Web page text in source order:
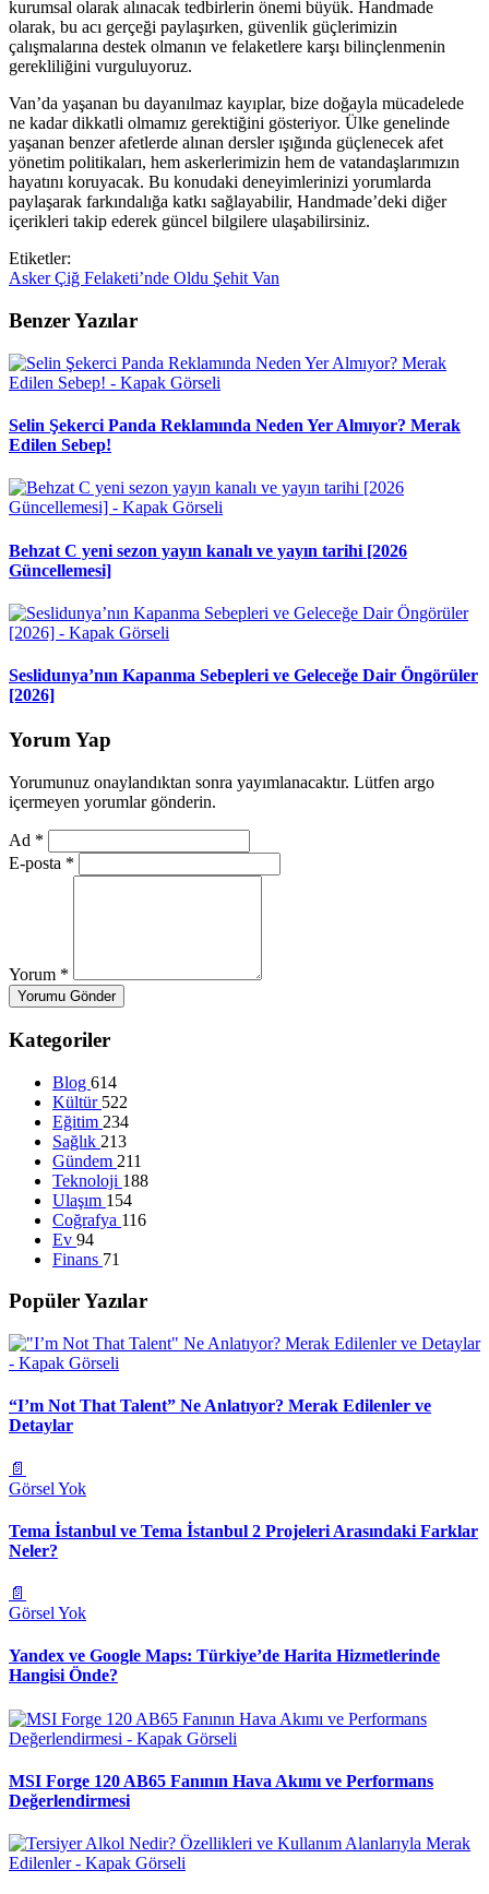
kurumsal olarak alınacak tedbirlerin önemi büyük. Handmade
olarak, bu acı gerçeği paylaşırken, güvenlik güçlerimizin
çalışmalarına destek olmanın ve felaketlere karşı bilinçlenmenin
gerekliliğini vurguluyoruz.
Van’da yaşanan bu dayanılmaz kayıplar, bize doğayla mücadelede
ne kadar dikkatli olmamız gerektiğini gösteriyor. Ülke genelinde
yaşanan benzer afetlerde alınan dersler ışığında güçlenecek afet
yönetim politikaları, hem askerlerimizin hem de vatandaşlarımızın
hayatını koruyacak. Bu konudaki deneyimlerinizi yorumlarda
paylaşarak farkındalığa katkı sağlayabilir, Handmade’deki diğer
içerikleri takip ederek güncel bilgilere ulaşabilirsiniz.
Etiketler:
AskerÇiğ Felaketi’nde Oldu ŞehitVan
Benzer Yazılar
Selin Şekerci Panda Reklamında Neden Yer Almıyor? Merak
Edilen Sebep!
Behzat C yeni sezon yayın kanalı ve yayın tarihi [2026
Güncellemesi]
Seslidunya’nın Kapanma Sebepleri ve Geleceğe Dair Öngörüler
[2026]
Yorum Yap
Yorumunuz onaylandıktan sonra yayımlanacaktır. Lütfen argo
içermeyen yorumlar gönderin.
Ad *
E-posta *
Yorum *
Yorumu Gönder
Kategoriler
Blog 614
Kültür 522
Eğitim 234
Sağlık 213
Gündem 211
Teknoloji 188
Ulaşım 154
Coğrafya 116
Ev 94
Finans 71
Popüler Yazılar
“I’m Not That Talent” Ne Anlatıyor? Merak Edilenler ve
Detaylar
📄
Görsel Yok
Tema İstanbul ve Tema İstanbul 2 Projeleri Arasındaki Farklar
Neler?
📄
Görsel Yok
Yandex ve Google Maps: Türkiye’de Harita Hizmetlerinde
Hangisi Önde?
MSI Forge 120 AB65 Fanının Hava Akımı ve Performans
Değerlendirmesi